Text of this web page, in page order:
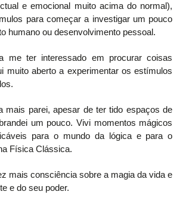
e emocional muito acima do normal),
para começar a investigar um pouco
humano ou desenvolvimento pessoal.
me ter interessado em procurar coisas
muito aberto a experimentar os estímulos
mais parei, apesar de ter tido espaços de
um pouco. Vivi momentos mágicos
para o mundo da lógica e para o
Física Clássica.
mais consciência sobre a magia da vida e
e do seu poder.